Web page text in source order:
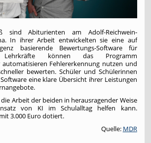
sind Abiturienten am Adolf-Reichwein-
In ihrer Arbeit entwickelten sie eine auf
basierende Bewertungs-Software für
Lehrkräfte können das Programm
automatisieren Fehlererkennung nutzen und
bewerten. Schüler und Schülerinnen
eine klare Übersicht ihrer Leistungen
die Arbeit der beiden in herausragender Weise
von KI im Schulalltag helfen kann.
3.000 Euro dotiert.
Quelle: MDR